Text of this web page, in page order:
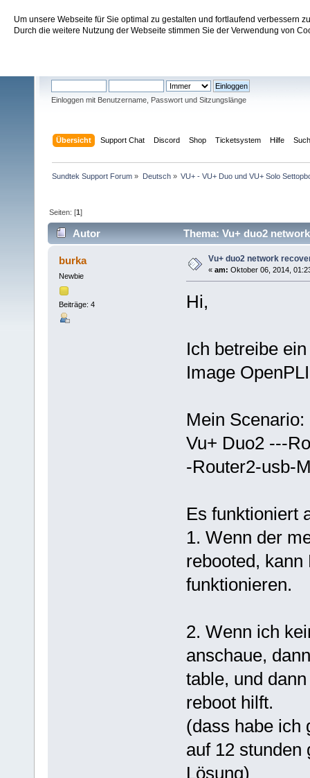
Um unsere Webseite für Sie optimal zu gestalten und fortlaufend verbessern
Durch die weitere Nutzung der Webseite stimmen Sie der Verwendung von
Sundtek Support Forum
Einloggen mit Benutzername, Passwort und Sitzungslänge
Übersicht Support Chat Discord Shop Ticketsystem Hilfe
Sundtek Support Forum » Deutsch» VU+ - VU+ Duo und VU+ Solo
Seiten: [1]
Autor Thema: Vu+ duo2
burka
Newbie
Beiträge: 4
Vu+ duo2 network
« am: Oktober 06, 2014,
Hi,
Ich betreibe
Image
Mein Scenario:
Vu+ Duo2 ---
-Router2-usb-
Es funktioniert
1. Wenn der
rebooted,
funktionieren.
2. Wenn ich
anschaue,
table, und
reboot hilft.
(dass habe ich
auf 12 stunden
Lösung)